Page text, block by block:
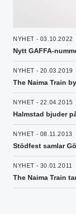
NYHET - 03.10.2022
Nytt GAFFA-
NYHET - 20.03.2019
The Naima Train
NYHET - 22.04.2015
Halmstad bjuder
NYHET - 08.11.2013
Stödfest samlar
NYHET - 30.01.2011
The Naima Train